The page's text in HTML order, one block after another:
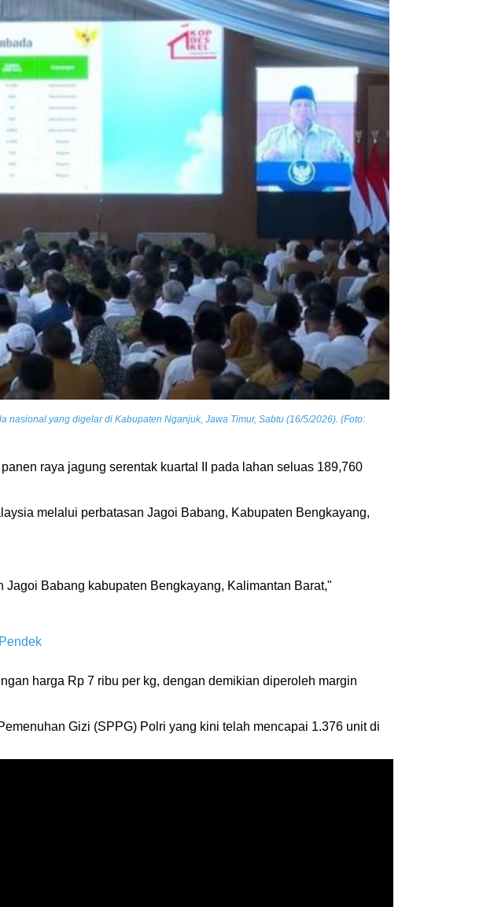
yang digelar di Kabupaten Nganjuk, Jawa Timur, Sabtu (16/5/2026). (Foto:
raya jagung serentak kuartal II pada lahan seluas 189,760
melalui perbatasan Jagoi Babang, Kabupaten Bengkayang,
Babang kabupaten Bengkayang, Kalimantan Barat,"
harga Rp 7 ribu per kg, dengan demikian diperoleh margin
Gizi (SPPG) Polri yang kini telah mencapai 1.376 unit di